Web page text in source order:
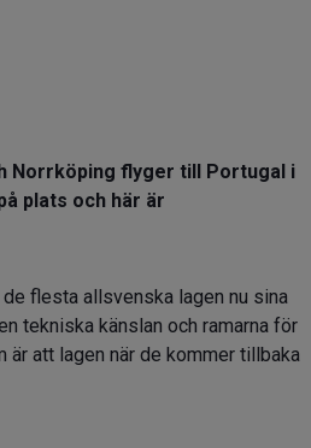
Norrköping flyger till Portugal i
plats och här är
flesta allsvenska lagen nu sina
tekniska känslan och ramarna för
är att lagen när de kommer tillbaka